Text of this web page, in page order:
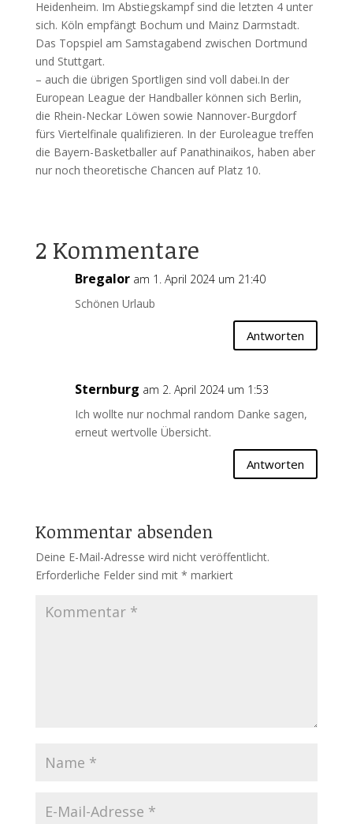
Heidenheim. Im Abstiegskampf sind die letzten 4 unter
sich. Köln empfängt Bochum und Mainz Darmstadt.
Das Topspiel am Samstagabend zwischen Dortmund
und Stuttgart.
– auch die übrigen Sportligen sind voll dabei.In der
European League der Handballer können sich Berlin,
die Rhein-Neckar Löwen sowie Nannover-Burgdorf
fürs Viertelfinale qualifizieren. In der Euroleague treffen
die Bayern-Basketballer auf Panathinaikos, haben aber
nur noch theoretische Chancen auf Platz 10.
2 Kommentare
Bregalor am 1. April 2024 um 21:40
Schönen Urlaub
Antworten
Sternburg am 2. April 2024 um 1:53
Ich wollte nur nochmal random Danke sagen,
erneut wertvolle Übersicht.
Antworten
Kommentar absenden
Deine E-Mail-Adresse wird nicht veröffentlicht.
Erforderliche Felder sind mit * markiert